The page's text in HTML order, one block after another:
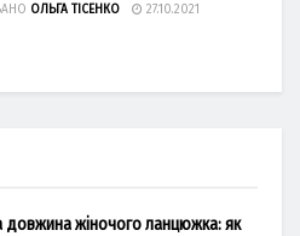
ОЛЬГА ТІСЕНКО 27.10.2021
довжина жіночого ланцюжка: як